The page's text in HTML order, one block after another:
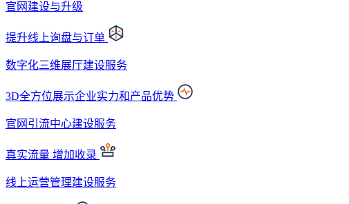
官网建设与升级
提升线上询盘与订单
数字化三维展厅建设服务
3D全方位展示企业实力和产品优势
官网引流中心建设服务
真实流量 增加收录
线上运营管理建设服务